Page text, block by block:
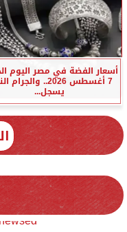
أسعار الفضة في مصر اليوم
7 أغسطس 2026..
يسجل...